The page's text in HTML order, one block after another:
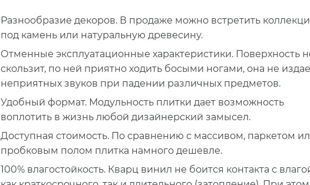
Разнообразие декоров. В продаже можно встретить
под камень или натуральную древесину.
Отменные эксплуатационные характеристики. Поверхность
скользит, по ней приятно ходить босыми ногами, она не
неприятных звуков при падении различных предметов.
Удобный формат. Модульность плитки дает возможность
воплотить в жизнь любой дизайнерский замысел.
Доступная стоимость. По сравнению с массивом, паркетом
пробковым полом плитка намного дешевле.
100% влагостойкость. Кварц винил не боится контакта с